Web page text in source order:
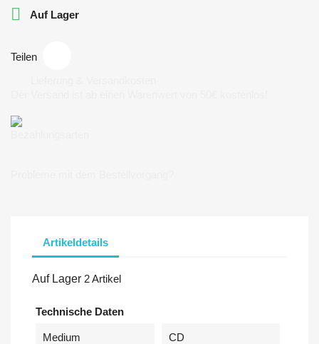
 Auf Lager
Teilen
Artikeldetails
Auf Lager 2 Artikel
Technische Daten
Medium CD